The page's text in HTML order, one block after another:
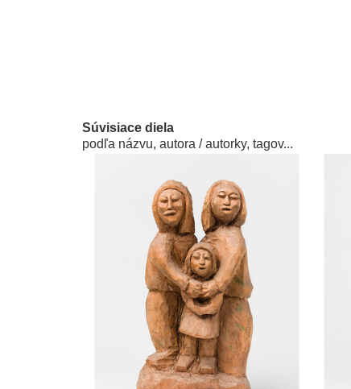
Súvisiace diela
podľa názvu, autora / autorky, tagov...